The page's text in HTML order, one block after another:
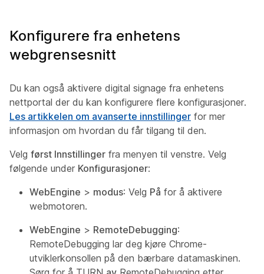
Konfigurere fra enhetens
webgrensesnitt
Du kan også aktivere digital signage fra enhetens
nettportal der du kan konfigurere flere konfigurasjoner.
Les artikkelen om avanserte innstillinger for mer
informasjon om hvordan du får tilgang til den.
Velg først Innstillinger fra menyen til venstre. Velg
følgende under Konfigurasjoner:
WebEngine > modus: Velg På for å aktivere
webmotoren.
WebEngine > RemoteDebugging:
RemoteDebugging lar deg kjøre Chrome-
utviklerkonsollen på den bærbare datamaskinen.